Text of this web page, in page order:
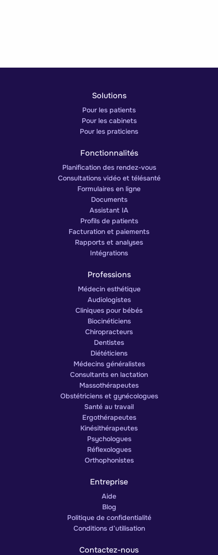
Solutions
Pour les patients
Pour les cabinets
Pour les praticiens
Fonctionnalités
Planification des rendez-vous
Consultations vidéo et télésanté
Formulaires en ligne
Documents
Assistant IA
Profils de patients
Facturation et paiements
Rapports et analyses
Intégrations
Professions
Médecin esthétique
Audiologistes
Cliniques pour bébés
Biocinéticiens
Chiropracteurs
Dentistes
Diététiciens
Médecins généralistes
Consultants en lactation
Massothérapeutes
Obstétriciens et gynécologues
Santé au travail
Ergothérapeutes
Kinésithérapeutes
Psychologues
Réflexologues
Orthophonistes
Entreprise
Aide
Blog
Politique de confidentialité
Conditions d’utilisation
Contactez-nous